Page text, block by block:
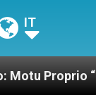
IT
“Una